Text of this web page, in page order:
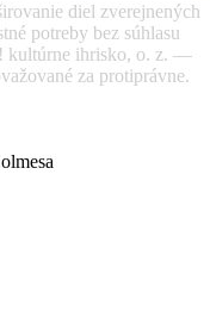
diel zverejnených
potreby bez súhlasu
kultúrne ihrisko, o. z. —
za protiprávne.